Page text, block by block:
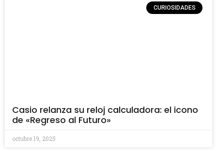
CURIOSIDADES
Casio relanza su reloj calculadora: el icono
de «Regreso al Futuro»
octubre 19, 2025